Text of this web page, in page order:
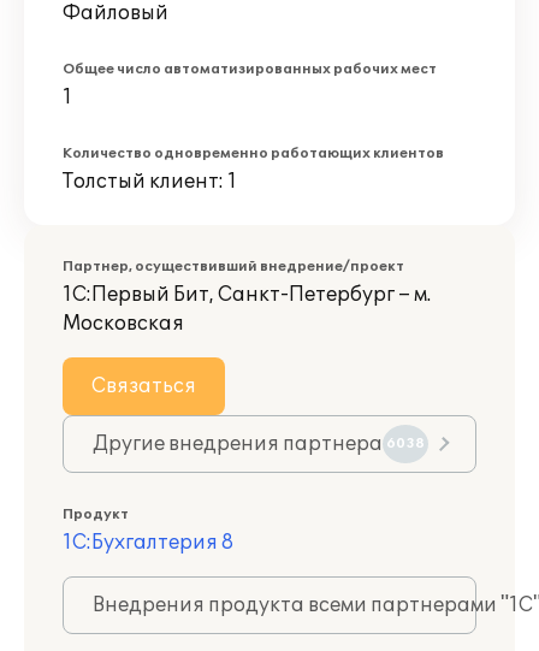
Файловый
Общее число автоматизированных рабочих мест
1
Количество одновременно работающих клиентов
Толстый клиент: 1
Партнер, осуществивший внедрение/проект
1С:Первый Бит, Санкт-Петербург – м.
Московская
Связаться
Другие внедрения партнера 6038
Продукт
1С:Бухгалтерия 8
Внедрения продукта всеми партнерами